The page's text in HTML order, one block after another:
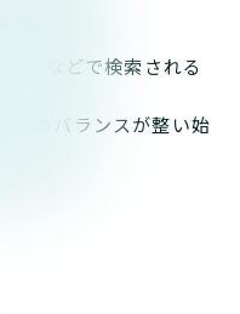
境」などで検索される
身のバランスが整い始